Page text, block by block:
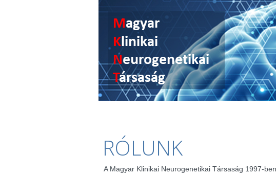
RÓLUNK
A Magyar Klinikai Neurogenetikai Társaság 1997-